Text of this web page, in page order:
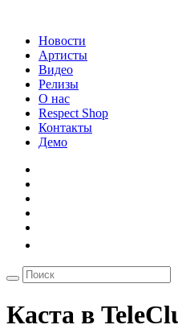
Новости
Артисты
Видео
Релизы
О нас
Respect Shop
Контакты
Демо
Каста в